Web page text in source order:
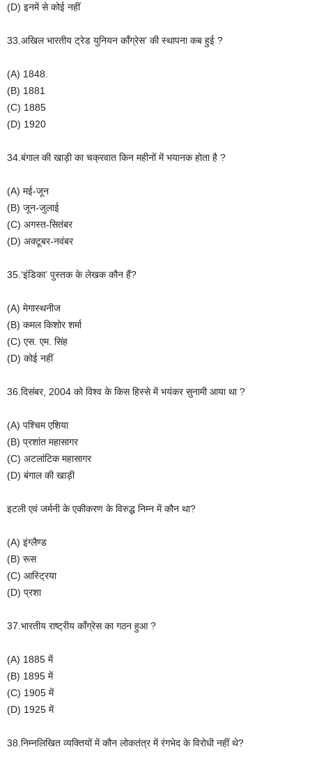
(D) इनमें से कोई नहीं
33.अखिल भारतीय ट्रेड युनियन काँग्रेस’ की स्थापना कब हुई ?
(A) 1848.
(B) 1881
(C) 1885
(D) 1920
34.बंगाल की खाड़ी का चक्रवात किन महीनों में भयानक होता है ?
(A) मई-जून
(B) जून-जुलाई
(C) अगस्त-सितंबर
(D) अक्टूबर-नवंबर
35.‘इंडिका’ पुस्तक के लेखक कौन हैं?
(A) मेगास्थनीज
(B) कमल किशोर शर्मा
(C) एस. एम. सिंह
(D) कोई नहीं
36.दिसंबर, 2004 को विश्व के किस हिस्से में भयंकर सुनामी आया था ?
(A) पश्चिम एशिया
(B) प्रशांत महासागर
(C) अटलांटिक महासागर
(D) बंगाल की खाड़ी
इटली एवं जर्मनी के एकीकरण के विरुद्ध निम्न में कौन था?
(A) इंग्लैण्ड
(B) रूस
(C) आस्ट्रिया
(D) प्रशा
37.भारतीय राष्ट्रीय काँग्रेस का गठन हुआ ?
(A) 1885 में
(B) 1895 में
(C) 1905 में
(D) 1925 में
38.निम्नलिखित व्यक्तियों में कौन लोकतंत्र में रंगभेद के विरोधी नहीं थे?